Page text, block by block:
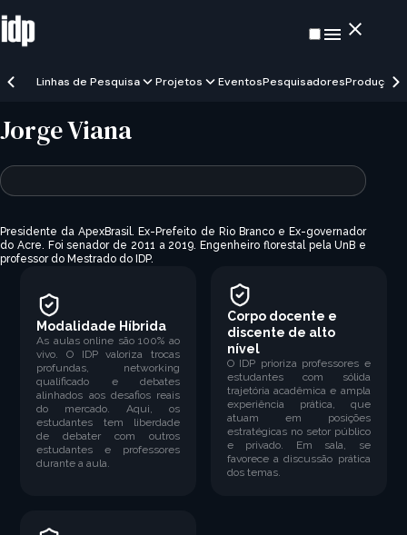
Linhas de Pesquisa Projetos EventosPesquisadoresProduções
Jorge Viana
Presidente daApexBrasil. Ex-Prefeito de Rio Branco e Ex-governador
do Acre. Foi senador de 2011 a 2019. Engenheiro florestal pela UnB e
professor do Mestrado do IDP.
Modalidade Híbrida
As aulas online são 100% ao
vivo. O IDP valoriza trocas
profundas, networking
qualificado e debates
alinhados aos desafios reais
do mercado. Aqui, os
estudantes tem liberdade
de debater com outros
estudantes e professores
durante a aula.
Corpo docente e
discente de alto
nível
O IDP prioriza professores e
estudantes com sólida
trajetória acadêmica e ampla
experiência prática, que
atuam em posições
estratégicas no setor público
e privado. Em sala, se
favorece a discussão prática
dos temas.